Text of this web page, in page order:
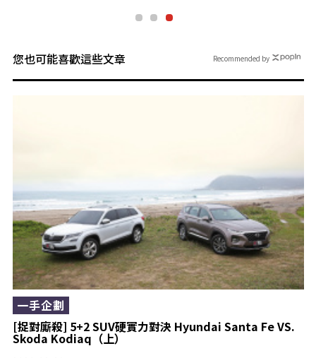
您也可能喜歡這些文章
[捉對廝殺] 5+2 SUV硬實力對決 Hyundai Santa Fe VS.
Skoda Kodiaq（上）
一手企劃
Recommended by